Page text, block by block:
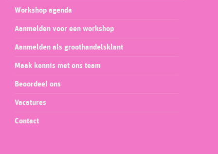
Workshop agenda
Aanmelden voor een workshop
Aanmelden als groothandelsklant
Maak kennis met ons team
Beoordeel ons
Vacatures
Contact